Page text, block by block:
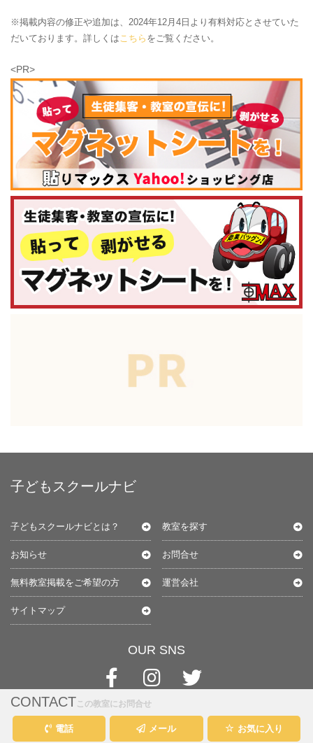
※掲載内容の修正や追加は、2024年12月4日より有料対応とさせていた
だいております。詳しくはこちら をご覧ください。
<PR>
CONTACTこの教室にお問合せ
電話 メール お気に入り
子どもスクールナビ
子どもスクールナビとは？ 教室を探す
お知らせ お問合せ
無料教室掲載をご希望の方 運営会社
サイトマップ
OUR SNS
@kids-schoolnavi